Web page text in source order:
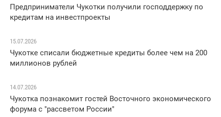
Предприниматели Чукотки получили господдержку по
кредитам на инвестпроекты
15.07.2026
Чукотке списали бюджетные кредиты более чем на 200
миллионов рублей
14.07.2026
Чукотка познакомит гостей Восточного экономического
форума с "рассветом России"